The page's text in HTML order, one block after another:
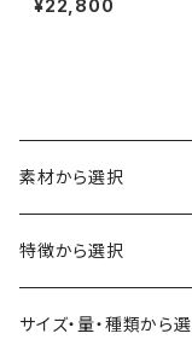
¥22,800
素材から選択
ABS
ASA（アクリル・スチレ
特徴から選択
食品対応
サイズ・量・種類から